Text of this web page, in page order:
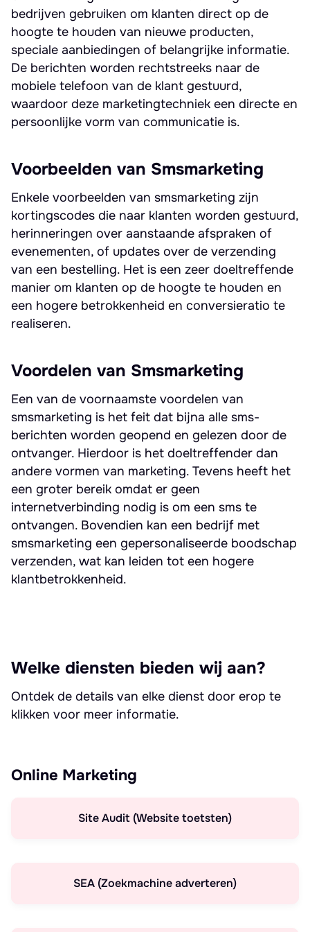
bedrijven gebruiken om klanten direct op de
hoogte te houden van nieuwe producten,
speciale aanbiedingen of belangrijke informatie.
De berichten worden rechtstreeks naar de
mobiele telefoon van de klant gestuurd,
waardoor deze marketingtechniek een directe en
persoonlijke vorm van communicatie is.
Voorbeelden van Smsmarketing
Enkele voorbeelden van smsmarketing zijn
kortingscodes die naar klanten worden gestuurd,
herinneringen over aanstaande afspraken of
evenementen, of updates over de verzending
van een bestelling. Het is een zeer doeltreffende
manier om klanten op de hoogte te houden en
een hogere betrokkenheid en conversieratio te
realiseren.
Voordelen van Smsmarketing
Een van de voornaamste voordelen van
smsmarketing is het feit dat bijna alle sms-
berichten worden geopend en gelezen door de
ontvanger. Hierdoor is het doeltreffender dan
andere vormen van marketing. Tevens heeft het
een groter bereik omdat er geen
internetverbinding nodig is om een sms te
ontvangen. Bovendien kan een bedrijf met
smsmarketing een gepersonaliseerde boodschap
verzenden, wat kan leiden tot een hogere
klantbetrokkenheid.
Welke diensten bieden wij aan?
Ontdek de details van elke dienst door erop te
klikken voor meer informatie.
Online Marketing
Site Audit (Website toetsten)
SEA (Zoekmachine adverteren)